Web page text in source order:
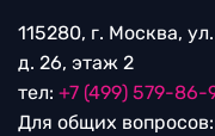
115280, г. Москва,
д. 26, этаж 2
тел: +7 (499) 579-86-
Для общих вопросов: